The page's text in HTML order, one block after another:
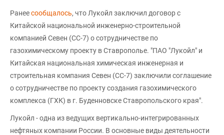
Ранеесообщалось, что Лукойл заключил договор с
Китайской национальной инженерно-строительной
компанией Севен (CC-7) о сотрудничестве по
газохимическому проекту в Ставрополье. "ПАО "Лукойл" и
Китайская национальная химическая инженерная и
строительная компания Севен (CC-7) заключили соглашение
о сотрудничестве по проекту создания газохимического
комплекса (ГХК) в г. Буденновске Ставропольского края".
Лукойл - одна из ведущих вертикально-интегрированных
нефтяных компании России. В основные виды деятельности